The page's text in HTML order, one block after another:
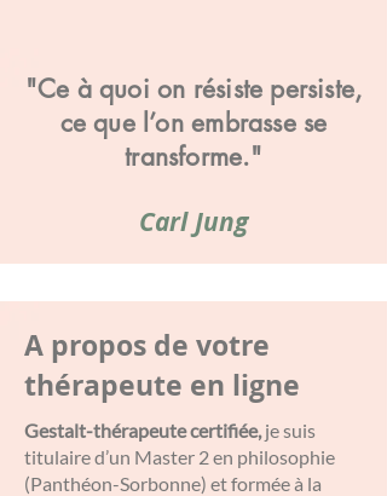
"Ce à quoi on résiste persiste,
ce que l’on embrasse se
transforme."
Carl Jung
A propos de votre
thérapeute en ligne
Gestalt-thérapeute certifiée,je suis
titulaire d’un Master 2 en philosophie
(Panthéon-Sorbonne) et formée à la